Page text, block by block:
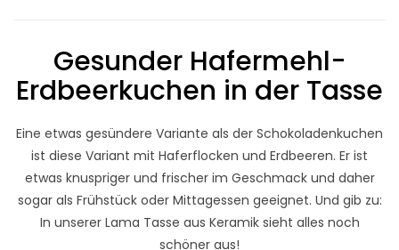
Gesunder Hafermehl-
Erdbeerkuchen in der Tasse
Eine etwas gesündere Variante als der Schokoladenkuchen
ist diese Variant mit Haferflocken und Erdbeeren. Er ist
etwas knuspriger und frischer im Geschmack und daher
sogar als Frühstück oder Mittagessen geeignet. Und gib zu:
In unserer Lama Tasse aus Keramik sieht alles noch
schöner aus!